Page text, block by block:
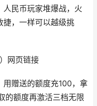
民币玩家堆爆战，火
捷，一样可以越级挑
网页链接
用赠送的额度充100，拿
的额度再激活三档无限